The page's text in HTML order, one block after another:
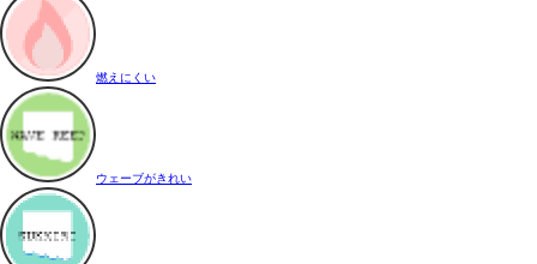
燃えにくい
ウェーブがきれい